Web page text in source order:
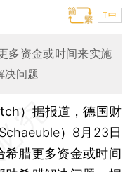
T中
多资金或时间来实施
决问题
）据报道，德国财
）8月23日
希腊更多资金或时间